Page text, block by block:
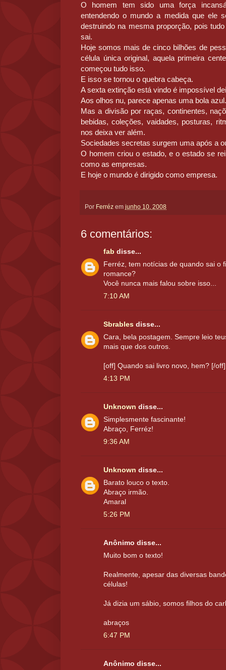
O homem tem sido uma força
entendendo o mundo a medida que ele
destruindo na mesma proporção, pois
sai.
Hoje somos mais de cinco bilhões de
célula única original, aquela primeira
começou tudo isso.
E isso se tornou o quebra cabeça.
A sexta extinção está vindo é impossível
Aos olhos nu, parece apenas uma bola azul.
Mas a divisão por raças, continentes,
bebidas, coleções, vaidades, posturas,
nos deixa ver além.
Sociedades secretas surgem uma após a
O homem criou o estado, e o estado se
como as empresas.
E hoje o mundo é dirigido como empresa.
Por Ferréz em junho 10, 2008
6 comentários:
fab disse...
Ferréz, tem notícias de quando sai o
romance?
Você nunca mais falou sobre isso...
7:10 AM
Sbrables disse...
Cara, bela postagem. Sempre leio
mais que dos outros.
[off] Quando sai livro novo, hem? [/off]
4:13 PM
Unknown disse...
Simplesmente fascinante!
Abraço, Ferréz!
9:36 AM
Unknown disse...
Barato louco o texto.
Abraço irmão.
Amaral
5:26 PM
Anônimo disse...
Muito bom o texto!
Realmente, apesar das diversas
células!
Já dizia um sábio, somos filhos do
abraços
6:47 PM
Anônimo disse...